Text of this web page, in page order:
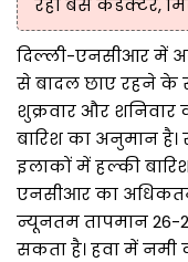
दिल्ली-एनसीआर में
से बादल छाए रहने के
शुक्रवार और
बारिश का अनुमान है।
इलाकों में हल्की
एनसीआर का
न्यूनतम तापमान 26-
सकता है। हवा में नमी